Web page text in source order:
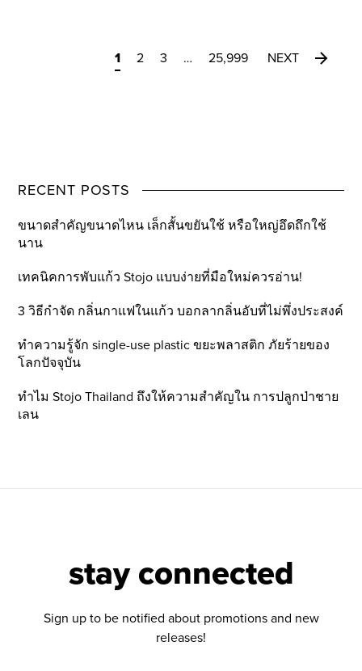
1 2 3 … 25,999 NEXT
RECENT POSTS
ขนาดสำคัญขนาดไหน เล็กสั้นขยันใช้ หรือใหญ่อึดถึกใช้
นาน
เทคนิคการพับแก้ว Stojo แบบง่ายที่มือใหม่ควรอ่าน!
3 วิธีกำจัด กลิ่นกาแฟในแก้ว บอกลากลิ่นอับที่ไม่พึ่งประสงค์
ทำความรู้จัก single-use plastic ขยะพลาสติก ภัยร้ายของ
โลกปัจจุบัน
ทำไม Stojo Thailand ถึงให้ความสำคัญใน การปลูกป่าชาย
เลน
stay connected
Sign up to be notified about promotions and new
releases!